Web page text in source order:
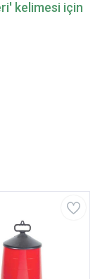
kelimesi için